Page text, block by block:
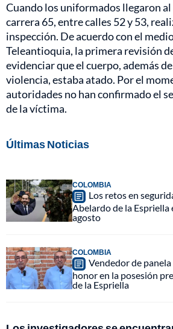
Cuando los uniformados llegaron al
carrera 65, entre calles 52 y 53,
inspección. De acuerdo con el
Teleantioquia, la primera revisión
evidenciar que el cuerpo, además
violencia, estaba atado. Por el
autoridades no han confirmado el
de la víctima.
Últimas Noticias
COLOMBIA
Los retos en
Abelardo de la Espriella
agosto
COLOMBIA
Vendedor de
honor en la posesión
de la Espriella